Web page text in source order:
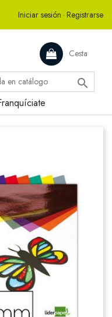
Iniciar sesión · Registrarse
Cesta
